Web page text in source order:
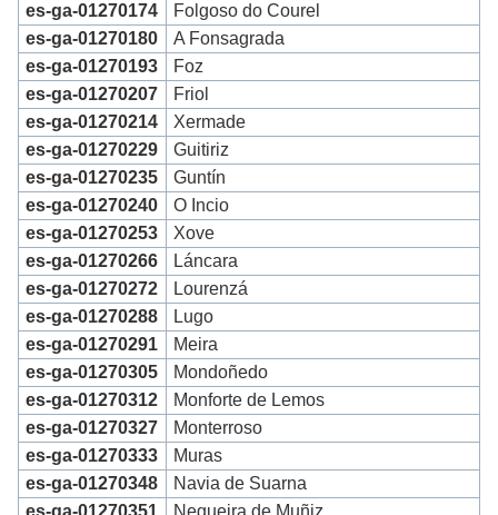
es-ga-01270174
Folgoso do Courel
es-ga-01270180
A Fonsagrada
es-ga-01270193
Foz
es-ga-01270207
Friol
es-ga-01270214
Xermade
es-ga-01270229
Guitiriz
es-ga-01270235
Guntín
es-ga-01270240
O Incio
es-ga-01270253
Xove
es-ga-01270266
Láncara
es-ga-01270272
Lourenzá
es-ga-01270288
Lugo
es-ga-01270291
Meira
es-ga-01270305
Mondoñedo
es-ga-01270312
Monforte de Lemos
es-ga-01270327
Monterroso
es-ga-01270333
Muras
es-ga-01270348
Navia de Suarna